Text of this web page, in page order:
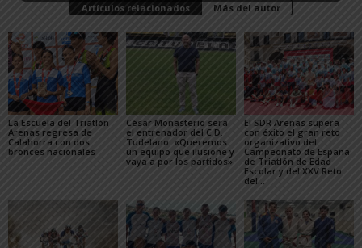
Artículos relacionados Más del autor
La Escuela del Triatlón
Arenas regresa de
Calahorra con dos
bronces nacionales
César Monasterio será
el entrenador del C.D.
Tudelano: «Queremos
un equipo que ilusione y
vaya a por los partidos»
El SDR Arenas supera
con éxito el gran reto
organizativo del
Campeonato de España
de Triatlón de Edad
Escolar y del XXV Reto
del...